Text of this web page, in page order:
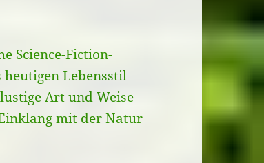
Science-Fiction-
Lebensstil
Art und Weise
mit der Natur